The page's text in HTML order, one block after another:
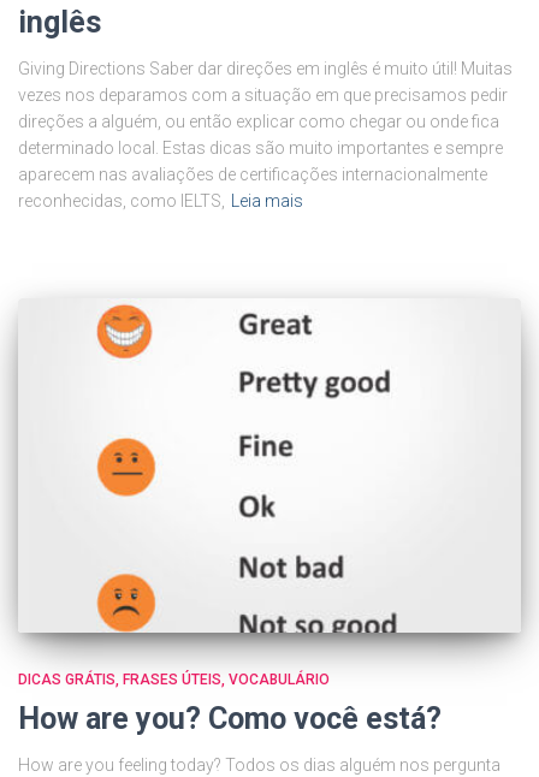
inglês
Giving Directions Saber dar direções em inglês é muito útil! Muitas
vezes nos deparamos com a situação em que precisamos pedir
direções a alguém, ou então explicar como chegar ou onde fica
determinado local. Estas dicas são muito importantes e sempre
aparecem nas avaliações de certificações internacionalmente
reconhecidas, como IELTS,
Leia mais
DICAS GRÁTIS FRASES ÚTEIS VOCABULÁRIO
How are you? Como você está?
How are you feeling today? Todos os dias alguém nos pergunta